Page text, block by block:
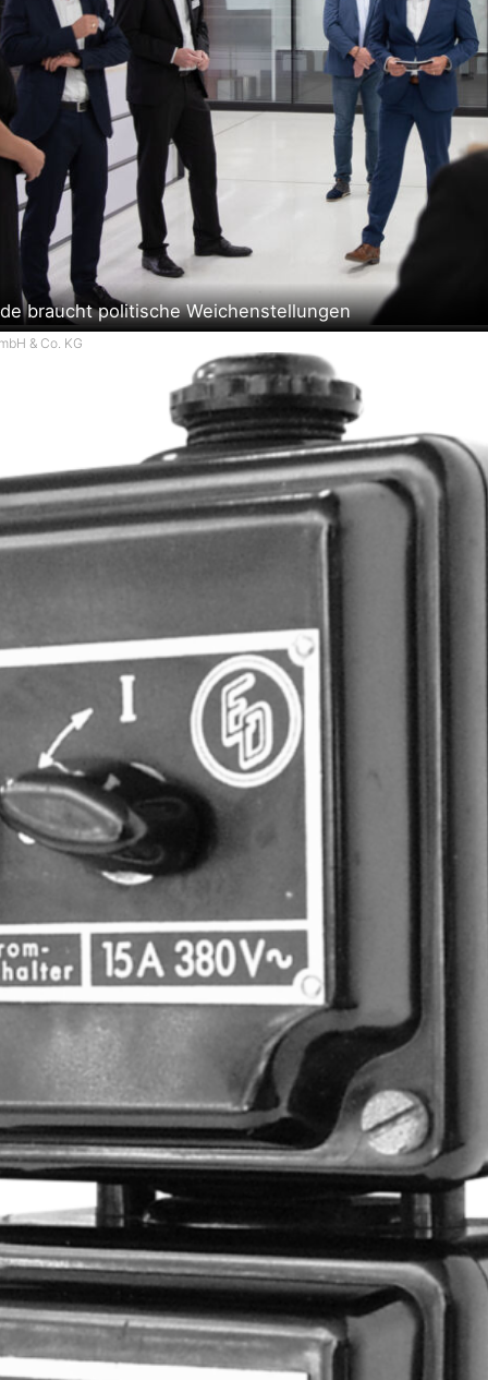
braucht politische Weichenstellungen
& Co. KG